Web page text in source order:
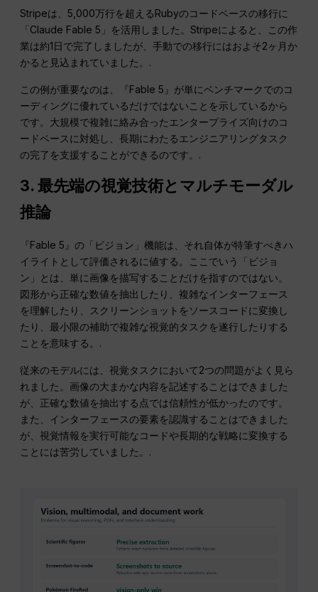
Stripeは、5,000万行を超えるRubyのコードベースの移行に
「Claude Fable 5」を活用しました。Stripeによると、この作
業は約1日で完了しましたが、手動での移行にはおよそ2ヶ月か
かると見込まれていました。.
この例が重要なのは、『Fable 5』が単にベンチマークでのコ
ーディングに優れているだけではないことを示しているから
です。大規模で複雑に絡み合ったエンタープライズ向けのコ
ードベースに対処し、長期にわたるエンジニアリングタスク
の完了を支援することができるのです。.
3. 最先端の視覚技術とマルチモーダル
推論
『Fable 5』の「ビジョン」機能は、それ自体が特筆すべきハ
イライトとして評価されるに値する。ここでいう「ビジョ
ン」とは、単に画像を描写することだけを指すのではない。
図形から正確な数値を抽出したり、複雑なインターフェース
を理解したり、スクリーンショットをソースコードに変換し
たり、最小限の補助で複雑な視覚的タスクを遂行したりする
ことを意味する。.
従来のモデルには、視覚タスクにおいて2つの問題がよく見ら
れました。画像の大まかな内容を記述することはできました
が、正確な数値を抽出する点では信頼性が低かったのです。
また、インターフェースの要素を認識することはできました
が、視覚情報を実行可能なコードや長期的な戦略に変換する
ことには苦労していました。.